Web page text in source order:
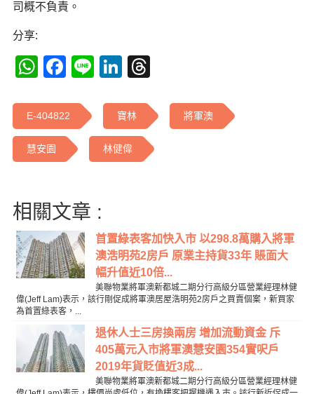
司概不負責。
分享:
WhatsApp
Facebook
LineLinkedIn
E-404822 寶林 將軍澳
慧安園 林健偉
相關文章 :
首置綠表客加快入市 以298.8萬購入將軍
澳浩明苑2房戶 原業主持貨33年 賬面大
幅升值近10倍...
美聯物業將軍澳新都城二期分行高級分區營業經理林健
偉(Jeff Lam)表示，該行剛促成將軍澳居屋浩明苑2房戶之買賣個案，新買家
為首置綠表客，...
退休人士三房換兩房 增加流動資金 斥
405萬元入市將軍澳慧安園354實呎戶
2019年貨貶值近3成...
美聯物業將軍澳新都城二期分行高級分區營業經理林健